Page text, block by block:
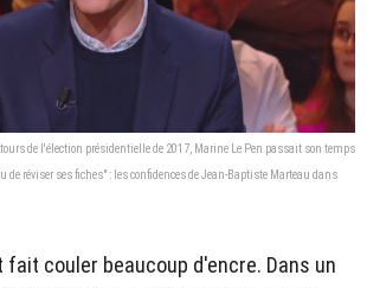
de l'élection présidentielle de 2017, Marine Le Pen passait son temps
réviser ses fiches" : les confidences de Jean-Baptiste Marteau dans
fait couler beaucoup d'encre. Dans un